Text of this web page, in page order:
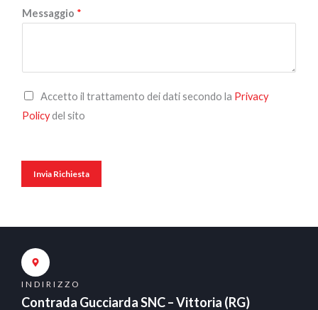
Messaggio *
T
r
e
n
t
o
d
Accetto il trattamento dei dati secondo la Privacy
Policydel sito
Invia Richiesta
INDIRIZZO
Contrada Gucciarda SNC – Vittoria (RG)